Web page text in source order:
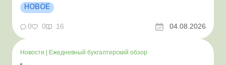
положении Для сельхозпредприятий и ФЛП введены
новые разовые статистические формы Со 2 августа
изменяется порядок зачисления отдельных периодов
работы в стр...
НОВОЕ
0 0 16 04.08.2026
Новости Ежедневный бухгалтерский обзор